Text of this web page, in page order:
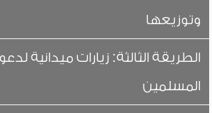
وتوزيعها
الطريقة الثالثة: زيارات ميدانية
المسلمين